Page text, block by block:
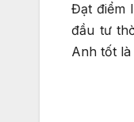
Đạt điểm
đầu tư
Anh tốt là